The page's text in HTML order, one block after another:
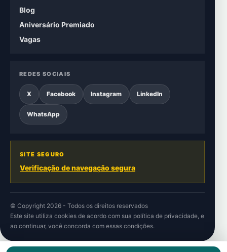
Blog
Aniversário Premiado
Vagas
REDES SOCIAIS
X Facebook Instagram LinkedIn
WhatsApp
SITE SEGURO
Verificação de navegação segura
© Copyright 2026 - Todos os direitos reservados
Este site utiliza cookies de acordo com sua política de privacidade, e
ao continuar, você concorda com essas condições.